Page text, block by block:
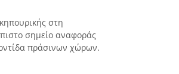
στη
σημείο αναφοράς
πράσινων χώρων.